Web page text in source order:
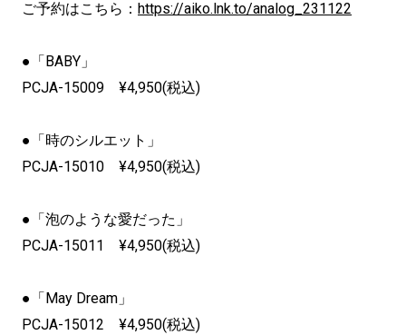
ご予約はこちら： https://aiko.lnk.to/analog_231122
●「BABY」
PCJA-15009 ¥4,950(税込)
●「時のシルエット」
PCJA-15010 ¥4,950(税込)
●「泡のような愛だった」
PCJA-15011 ¥4,950(税込)
●「May Dream」
PCJA-15012 ¥4,950(税込)